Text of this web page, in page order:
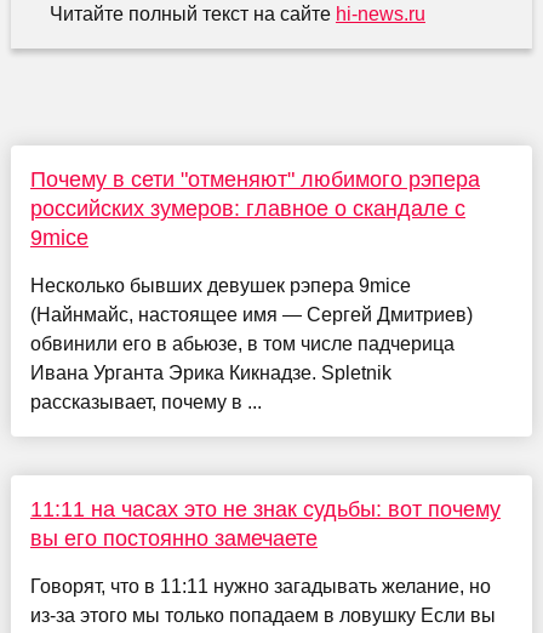
Читайте полный текст на сайте hi-news.ru
Почему в сети "отменяют" любимого рэпера
российских зумеров: главное о скандале с
9mice
Несколько бывших девушек рэпера 9mice
(Найнмайс, настоящее имя — Сергей Дмитриев)
обвинили его в абьюзе, в том числе падчерица
Ивана Урганта Эрика Кикнадзе. Spletnik
рассказывает, почему в ...
11:11 на часах это не знак судьбы: вот почему
вы его постоянно замечаете
Говорят, что в 11:11 нужно загадывать желание, но
из-за этого мы только попадаем в ловушку Если вы